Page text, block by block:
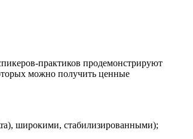
практиков продемонстрируют
можно получить ценные
широкими, стабилизированными);